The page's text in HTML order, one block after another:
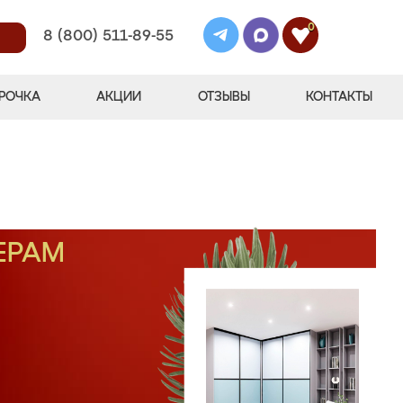
8 (800) 511-89-55
0
АКЦИИ ОТЗЫВЫ КОНТАКТЫ